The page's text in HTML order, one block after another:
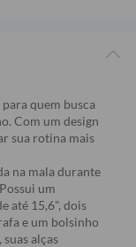
quem busca
Com um design
sua rotina mais
na mala durante
um
até 15,6", dois
e um bolsinho
alças